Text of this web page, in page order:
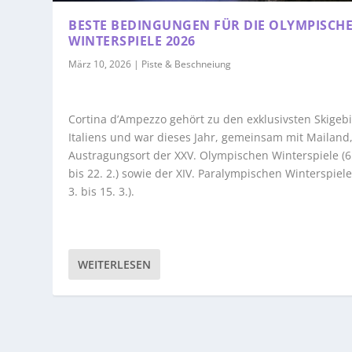
BESTE BEDINGUNGEN FÜR DIE
WINTERSPIELE 2026
März 10, 2026 | Piste & Beschneiung
Cortina d’Ampezzo gehört zu den exklusivsten
Italiens und war dieses Jahr, gemeinsam mit Mailand,
Austragungsort der XXV. Olympischen Winterspiele
bis 22. 2.) sowie der XIV. Paralympischen
3. bis 15. 3.).
WEITERLESEN